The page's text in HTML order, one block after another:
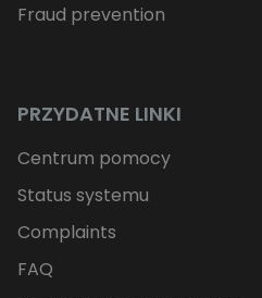
Fraud prevention
PRZYDATNE LINKI
Centrum pomocy
Status systemu
Complaints
FAQ